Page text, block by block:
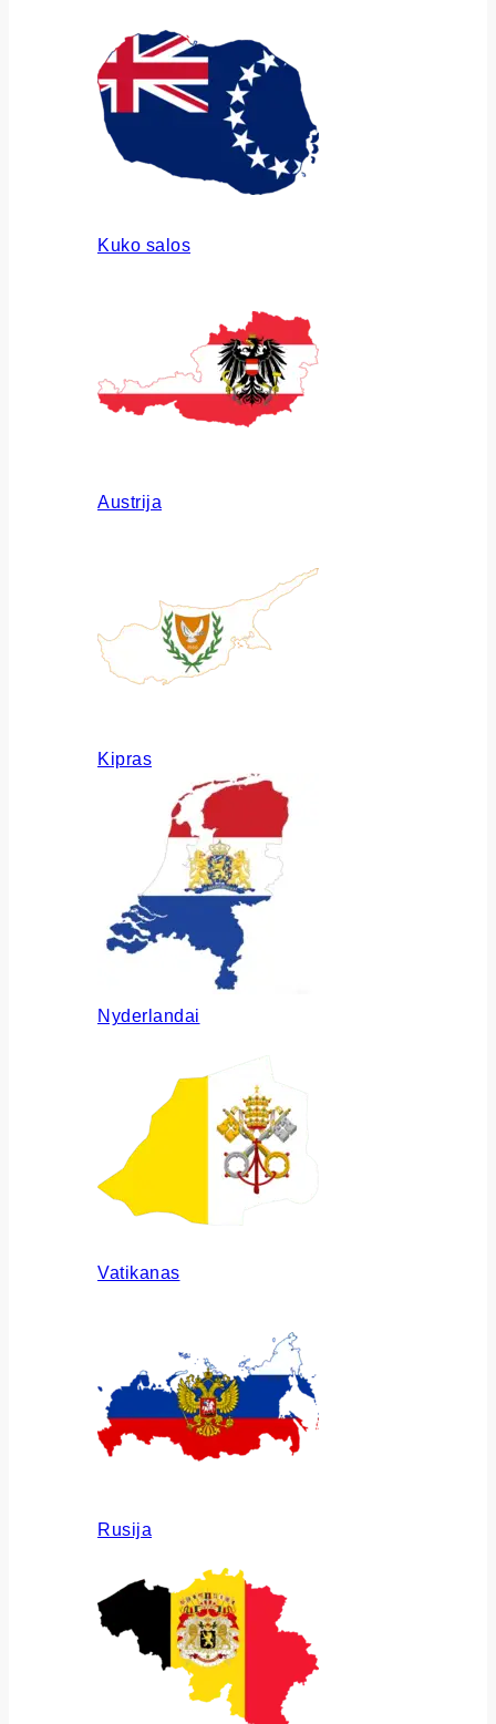
Kuko salos
Austrija
Kipras
Nyderlandai
Vatikanas
Rusija